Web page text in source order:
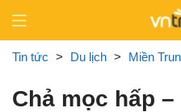
content
Tin tức > Du lịch > Miền
Chả mọc hấp